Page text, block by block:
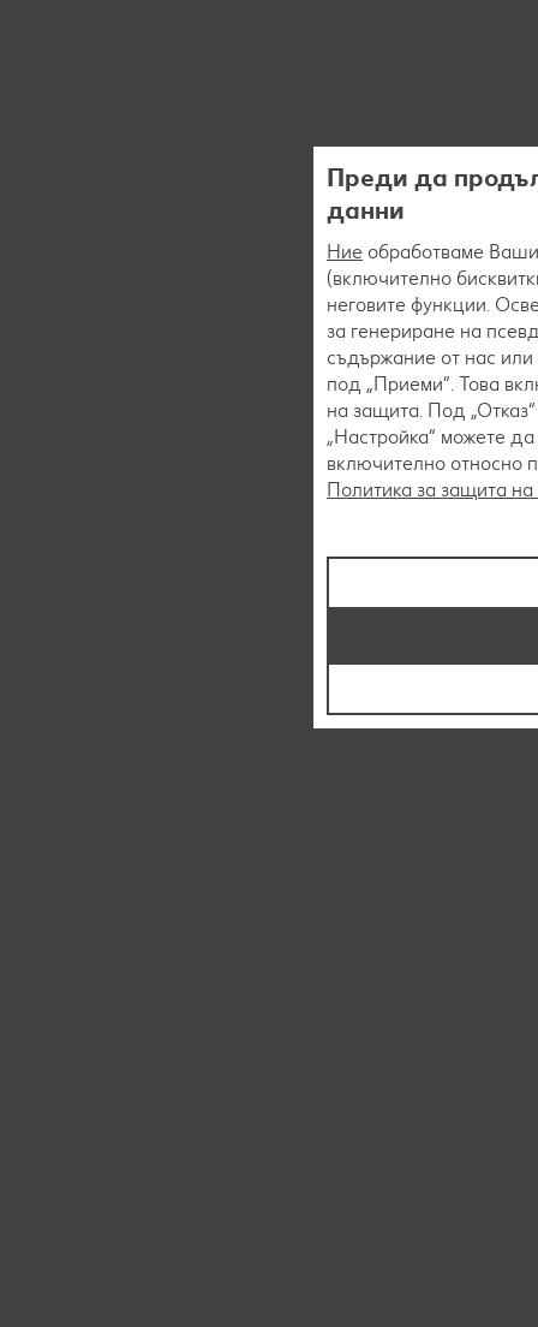
Преди да
данни
Ние обработваме
(включително
неговите функции.
за генериране на
съдържание от нас или
под „Приеми“. Това
на защита. Под
„Настройка“ можете
включително относно
Политика за защита